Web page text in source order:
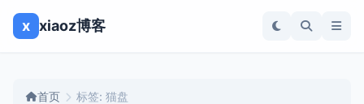
x xiaoz博客
首页 标签: 猫盘